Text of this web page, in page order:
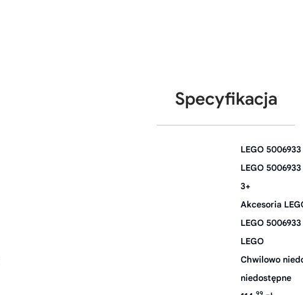
Specyfikacja
LEGO
LEGO
3+
Akcesoria
LEGO 5006933
LEGO
Chwilowo
niedostępne